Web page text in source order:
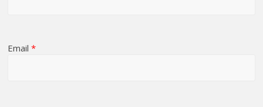
Email*